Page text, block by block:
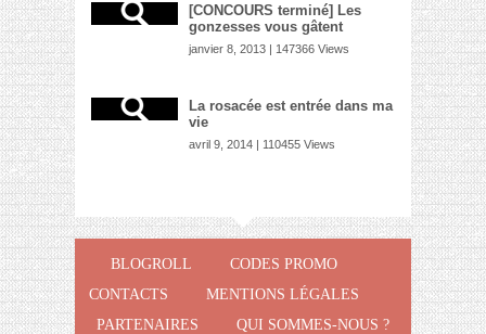
[CONCOURS terminé] Les
gonzesses vous gâtent
janvier 8, 2013 | 147366 Views
La rosacée est entrée dans ma
vie
avril 9, 2014 | 110455 Views
BLOGROLL
CODES PROMO
CONTACTS
MENTIONS LÉGALES
PARTENAIRES
QUI SOMMES-NOUS ?